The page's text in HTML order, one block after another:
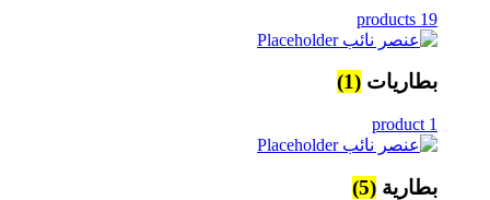
19 products
بطاريات (1)
1 product
بطارية (5)